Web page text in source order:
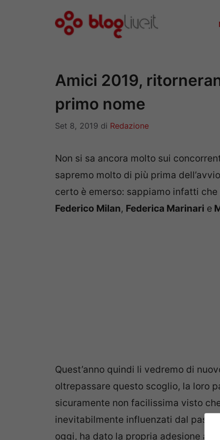
Amici 2019,
primo nome
Set 8, 2019 di Redazione
Non si sa ancora molto sui
sapremo molto di più prima
certo è emerso: sappiamo infatti
Federico Milan, Federica Marinari e
Quest’anno quindi li vedremo di
oltrepassare questo scoglio, la loro
sicuramente non facilissima visto
inevitabilmente influenzati dal
oggi, ha dato la propria adesione ad